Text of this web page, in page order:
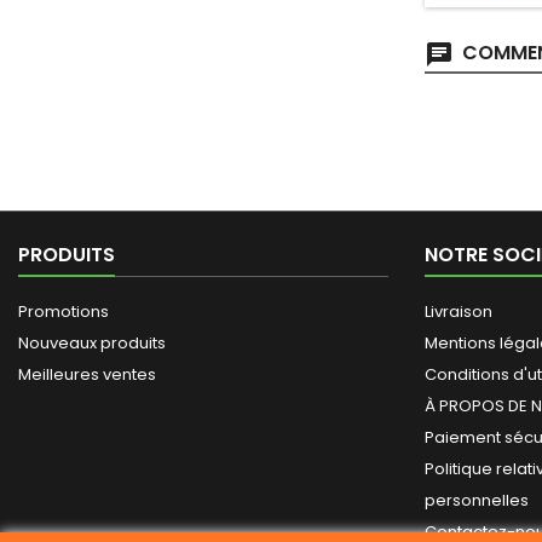
PRODUITS
Promotions
Nouveaux produits
Meilleures ventes
NOTRE
Livraison
Mentions
Conditions
À PROPOS DE
Paiement
Politique
personnelles
Contactez-